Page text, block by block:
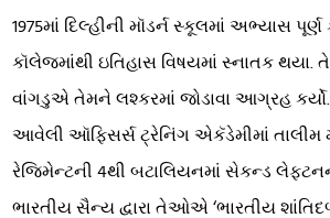
1975માં દિલ્હીની મૉડર્ન સ્કૂલમાં અભ્યાસ
કૉલેજમાંથી ઇતિહાસ વિષયમાં સ્નાતક થયા.
વાંગડુએ તેમને લશ્કરમાં જોડાવા આગ્રહ
આવેલી ઑફિસર્સ ટ્રેનિંગ એકૅડેમીમાં
રેજિમેન્ટની 4થી બટાલિયનમાં સેકન્ડ
ભારતીય સૈન્ય દ્વારા તેઓએ ‘ભારતીય